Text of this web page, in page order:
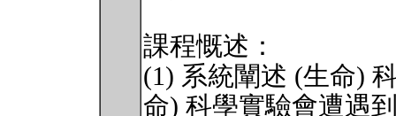
課程慨述：
(1) 系統闡述 (生命)
命) 科學實驗會遭遇